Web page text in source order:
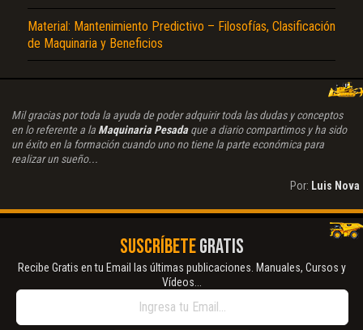
Material: Mantenimiento Predictivo – Filosofías, Clasificación
de Maquinaria y Beneficios
Mil gracias por toda la ayuda de poder adquirir toda las dudas y conceptos
en lo referente a la Maquinaria Pesadaque a diario compartimos y ha sido
un éxito en la formación cuando uno no tiene la parte económica para
realizar un sueño...
Por: Luis Nova
SUSCRÍBETEGRATIS
Recibe Gratis en tu Email las últimas publicaciones. Manuales, Cursos y
Vídeos...